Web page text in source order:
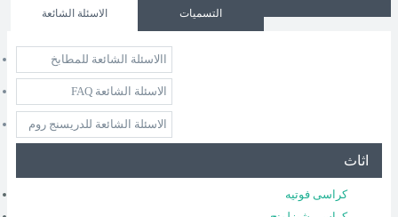
الاسئلة الشائعة التسميات
االاسئلة الشائعة للمطابخ
الاسئلة الشائعة FAQ
الاسئلة الشائعة للدريسنج روم
اثاث
كراسى فوتيه